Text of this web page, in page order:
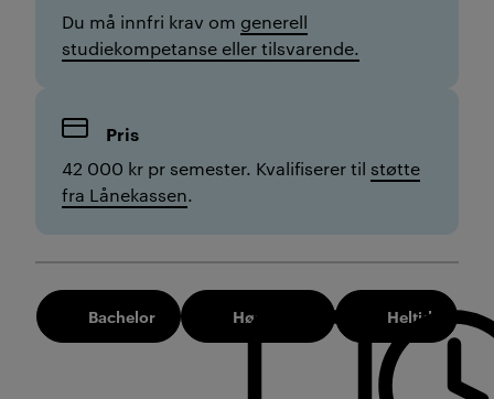
Du må innfri krav om generell
studiekompetanse eller tilsvarende.
Pris
42 000 kr pr semester. Kvalifiserer til støtte
fra Lånekassen.
Bachelor Høst 2026 Heltid